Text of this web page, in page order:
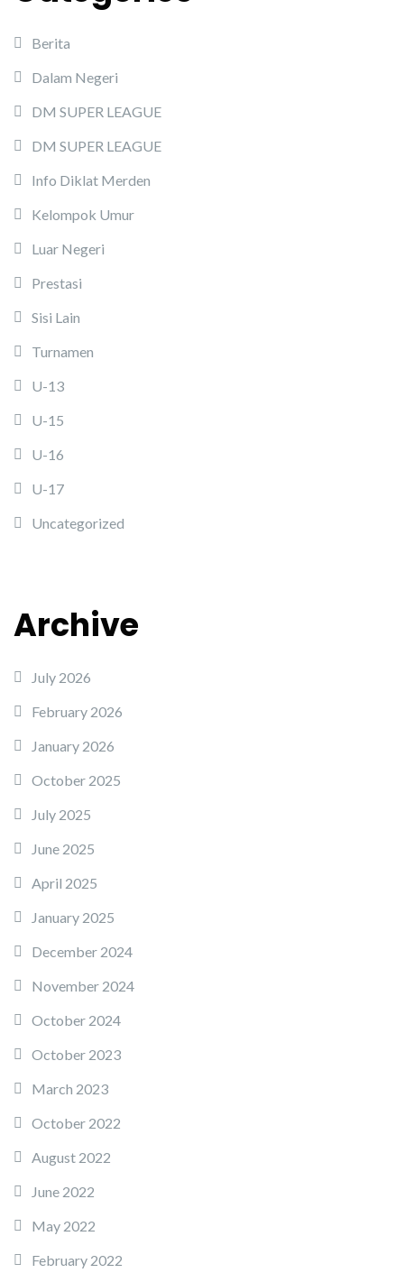
Berita
Dalam Negeri
DM SUPER LEAGUE
DM SUPER LEAGUE
Info Diklat Merden
Kelompok Umur
Luar Negeri
Prestasi
Sisi Lain
Turnamen
U-13
U-15
U-16
U-17
Uncategorized
Archive
July 2026
February 2026
January 2026
October 2025
July 2025
June 2025
April 2025
January 2025
December 2024
November 2024
October 2024
October 2023
March 2023
October 2022
August 2022
June 2022
May 2022
February 2022